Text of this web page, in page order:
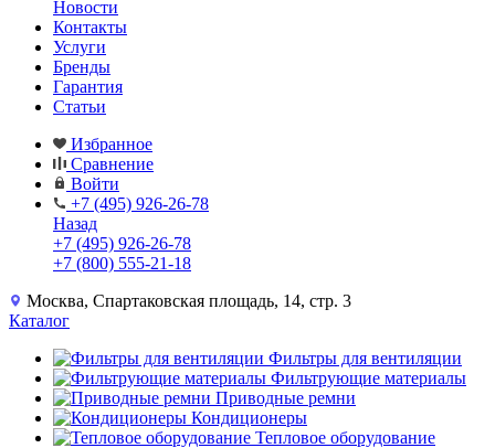
Новости
Контакты
Услуги
Бренды
Гарантия
Статьи
Избранное
Сравнение
Войти
+7 (495) 926-26-78
Назад
+7 (495) 926-26-78
+7 (800) 555-21-18
Москва, Спартаковская площадь, 14, стр. 3
Каталог
Фильтры для вентиляции
Фильтрующие материалы
Приводные ремни
Кондиционеры
Тепловое оборудование